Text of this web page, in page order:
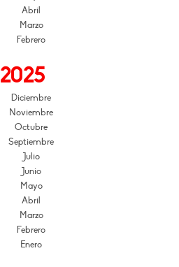
Abril
Marzo
Febrero
2025
Diciembre
Noviembre
Octubre
Septiembre
Julio
Junio
Mayo
Abril
Marzo
Febrero
Enero